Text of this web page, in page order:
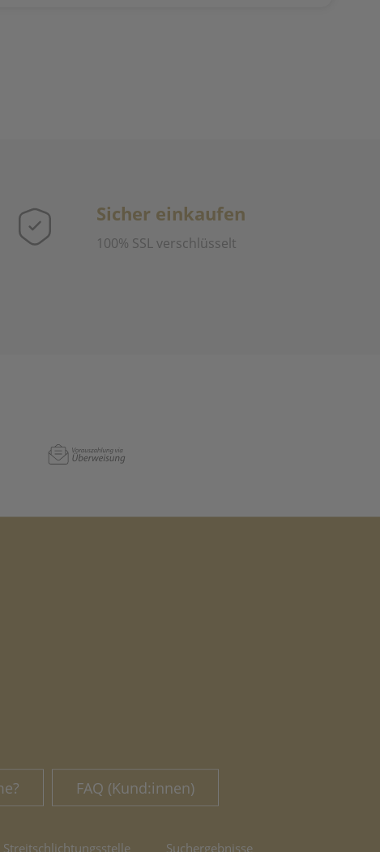
Sicher einkaufen
100% SSL verschlüsselt
FAQ (Kund:innen)
Streitschlichtungsstelle Suchergebnisse